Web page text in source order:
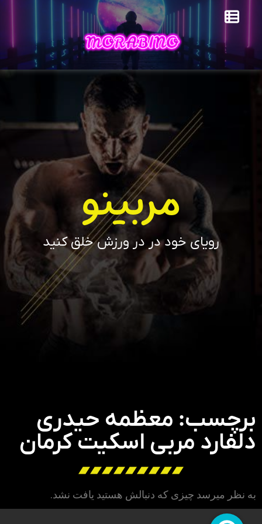
مربینو
رویای خود در در ورزش خلق کنید
برچسب: معظمه حیدری
دلفارد مربی اسکیت کرمان
به نظر میرسد چیزی که دنبالش هستید یافت نشد.